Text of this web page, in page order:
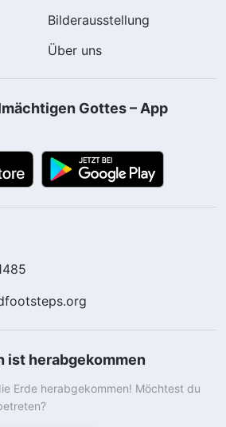
Bilderausstellung
Über uns
Gottes – App
ist herabgekommen
Erde herabgekommen! Möchtest du